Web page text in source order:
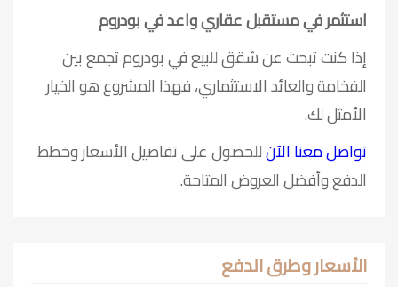
استثمر في مستقبل عقاري واعد في بودروم
إذا كنت تبحث عن شقق للبيع في بودروم تجمع بين
الفخامة والعائد الاستثماري، فهذا المشروع هو الخيار
الأمثل لك.
تواصل معنا الآنللحصول على تفاصيل الأسعار وخطط
الدفع وأفضل العروض المتاحة.
الأسعار وطرق الدفع